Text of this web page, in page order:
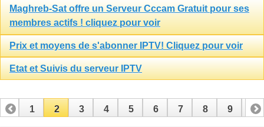
Maghreb-Sat offre un Serveur Cccam Gratuit pour ses
membres actifs ! cliquez pour voir
Prix et moyens de s'abonner IPTV! Cliquez pour voir
Etat et Suivis du serveur IPTV
1 2 3 4 5 6 7 8 9 10